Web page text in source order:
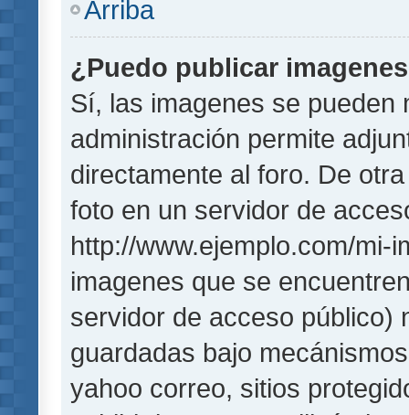
Arriba
¿Puedo publicar
Sí, las imagenes se pueden
administración permite
directamente al foro. De
foto en un servidor de
http://www.ejemplo.com/mi-
imagenes que se
servidor de acceso público)
guardadas bajo
yahoo correo, sitios